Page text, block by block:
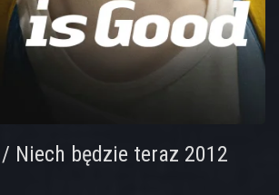
Niech będzie teraz 2012